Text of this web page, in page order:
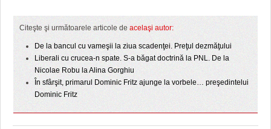
Citeşte şi următoarele articole de acelaşi autor:
De la bancul cu vameşii la ziua scadenţei. Preţul dezmăţului
Liberali cu crucea-n spate. S-a băgat doctrină la PNL. De la
Nicolae Robu la Alina Gorghiu
În sfârşit, primarul Dominic Fritz ajunge la vorbele… preşedintelui
Dominic Fritz